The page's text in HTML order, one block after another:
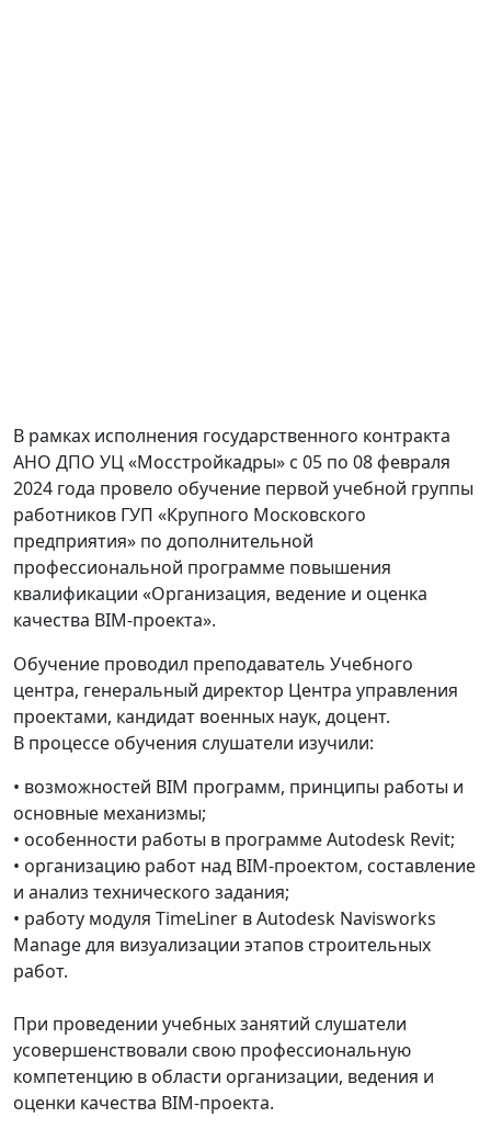
В рамках исполнения государственного контракта
АНО ДПО УЦ «Мосстройкадры» с 05 по 08 февраля
2024 года провело обучение первой учебной группы
работников ГУП «Крупного Московского
предприятия» по дополнительной
профессиональной программе повышения
квалификации «Организация, ведение и оценка
качества BIM-проекта».
Обучение проводил преподаватель Учебного
центра, генеральный директор Центра управления
проектами, кандидат военных наук, доцент.
В процессе обучения слушатели изучили:
• возможностей BIM программ, принципы работы и
основные механизмы;
• особенности работы в программе Autodesk Revit;
• организацию работ над BIM-проектом, составление
и анализ технического задания;
• работу модуля TimeLiner в Autodesk Navisworks
Manage для визуализации этапов строительных
работ.
При проведении учебных занятий слушатели
усовершенствовали свою профессиональную
компетенцию в области организации, ведения и
оценки качества BIM-проекта.